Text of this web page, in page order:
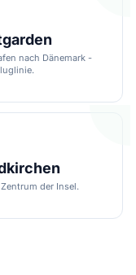
nach Dänemark -
der Insel.